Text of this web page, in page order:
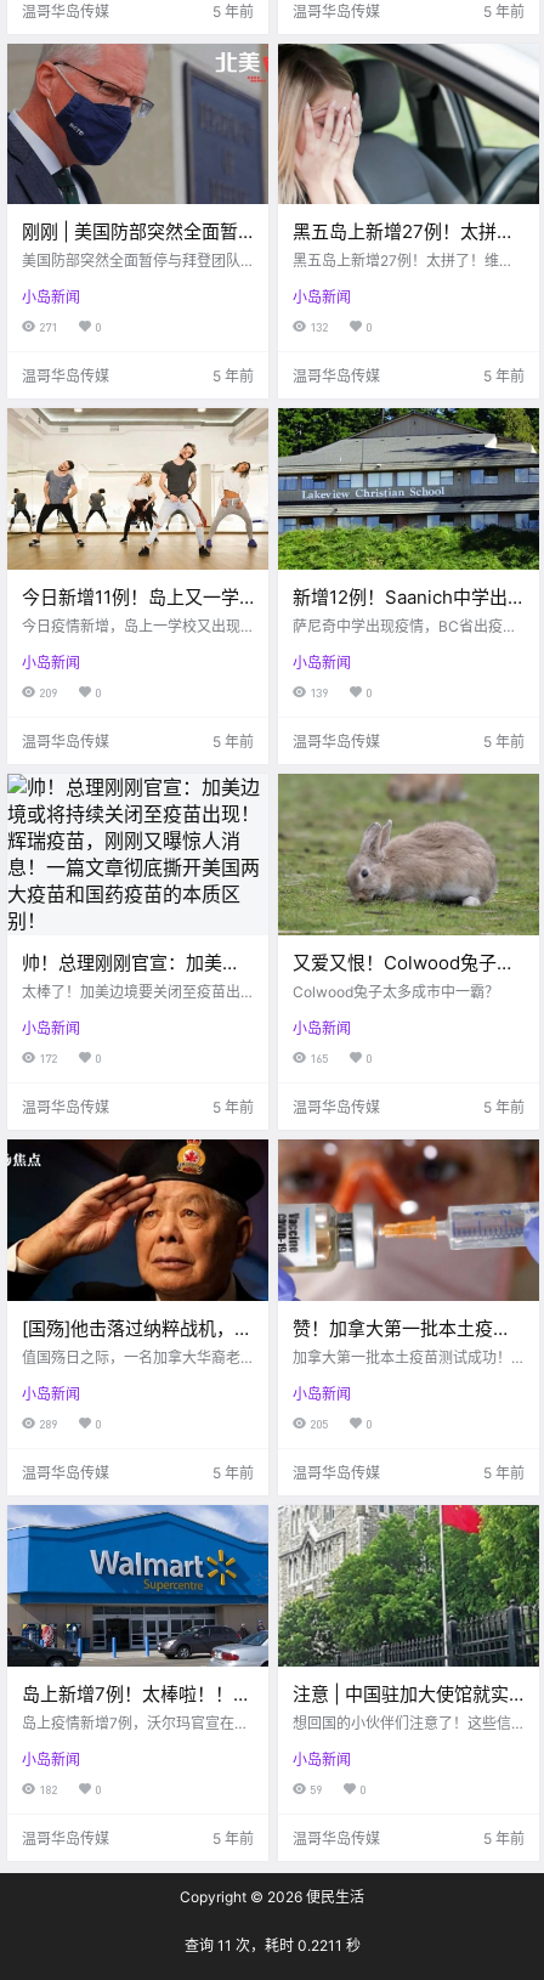
温哥华岛传媒 5 年前 温哥华岛传媒 5 年前
刚刚 | 美国防部突然全面暂
停与拜登团队过渡工作
美国防部突然全面暂停与拜登团队
小岛新闻
271 0
温哥华岛传媒 5 年前
黑五岛上新增27例！太拼
了！维多利亚一女司机肇事
黑五岛上新增27例！太拼了！维多
点被淹死...
小岛新闻
132 0
温哥华岛传媒 5 年前
今日新增11例！岛上又一学
校出现感染！所有室内瑜
业！！
今日疫情新增，岛上一学校又出现
小岛新闻
209 0
温哥华岛传媒 5 年前
新增12例！Saanich中学出
现疫情感染！！BC省新规出
萨尼奇中学出现疫情，BC省出疫情
小岛新闻
139 0
温哥华岛传媒 5 年前
帅！总理刚刚官宣：加美边
境或将持续关闭至疫苗出
人消息！一篇文章彻底撕开
美国两大疫苗和国药疫苗的
太棒了！加美边境要关闭至疫苗出
小岛新闻
172 0
温哥华岛传媒 5 年前
又爱又恨！Colwood兔子激
增，搞起了破坏。。。
Colwood兔子太多成市中一霸？
小岛新闻
165 0
温哥华岛传媒 5 年前
[国殇]他击落过纳粹战机，他
是国家柱石，他是华人的脊
值国殇日之际，一名加拿大华裔老
小岛新闻
289 0
温哥华岛传媒 5 年前
赞！加拿大第一批本土疫苗
测试成功出现抗体反应，将
加拿大第一批本土疫苗测试成功！
小岛新闻
205 0
温哥华岛传媒 5 年前
岛上新增7例！太棒啦！！沃
尔玛官宣入驻Hillside, 以后
岛上疫情新增7例，沃尔玛官宣在hill
小岛新闻
182 0
温哥华岛传媒 5 年前
注意 | 中国驻加大使馆就实
施双阴性证明登机的常见问
想回国的小伙伴们注意了！这些信
小岛新闻
59 0
温哥华岛传媒 5 年前
Copyright © 2026 便民生活
查询 11 次，耗时 0.2211 秒